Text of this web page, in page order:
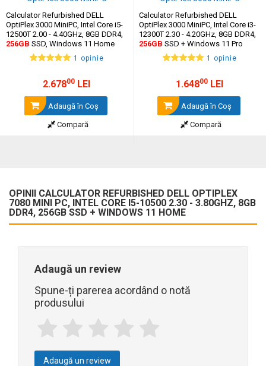
Calculator Refurbished DELL
OptiPlex 3000 MiniPC, Intel Core i5-
12500T 2.00 - 4.40GHz, 8GB DDR4,
256GB SSD, Windows 11 Home
1 opinie
2.67800 LEI
Adaugă în Coş
Compară
Calculator Refurbished DELL
OptiPlex 3000 MiniPC, Intel Core i3-
12300T 2.30 - 4.20GHz, 8GB DDR4,
256GB SSD + Windows 11 Pro
1 opinie
1.64800 LEI
Adaugă în Coş
Compară
OPINII CALCULATOR REFURBISHED DELL OPTIPLEX
7080 MINI PC, INTEL CORE I5-10500 2.30 - 3.80GHZ, 8GB
DDR4, 256GB SSD + WINDOWS 11 HOME
Adaugă un review
Spune-ți parerea acordând o notă
produsului
Adaugă un review